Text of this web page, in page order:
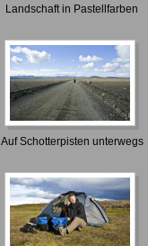
Landschaft in Pastellfarben
Auf Schotterpisten unterwegs